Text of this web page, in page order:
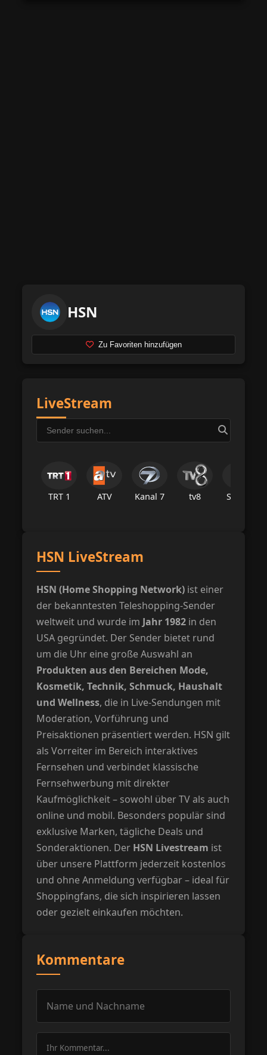
HSN
Zu Favoriten hinzufügen
LiveStream
TRT 1 ATV Kanal 7 tv8 Star Tv
HSN LiveStream
HSN (Home Shopping Network) ist einer
der bekanntesten Teleshopping-Sender
weltweit und wurde im Jahr 1982 in den
USA gegründet. Der Sender bietet rund
um die Uhr eine große Auswahl an
Produkten aus den Bereichen Mode,
Kosmetik, Technik, Schmuck, Haushalt
und Wellness, die in Live-Sendungen mit
Moderation, Vorführung und
Preisaktionen präsentiert werden. HSN gilt
als Vorreiter im Bereich interaktives
Fernsehen und verbindet klassische
Fernsehwerbung mit direkter
Kaufmöglichkeit – sowohl über TV als auch
online und mobil. Besonders populär sind
exklusive Marken, tägliche Deals und
Sonderaktionen. Der HSN Livestream ist
über unsere Plattform jederzeit kostenlos
und ohne Anmeldung verfügbar – ideal für
Shoppingfans, die sich inspirieren lassen
oder gezielt einkaufen möchten.
Kommentare